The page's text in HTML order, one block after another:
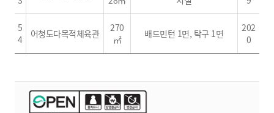
5
4
어청도다목적체육관
270
㎡
배드민턴 1면, 탁구 1면
202
0